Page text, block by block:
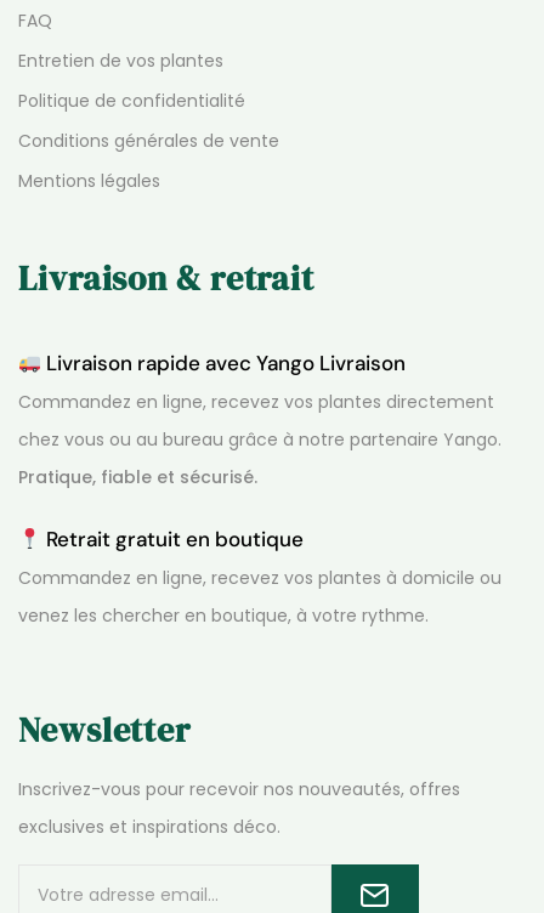
FAQ
Entretien de vos plantes
Politique de confidentialité
Conditions générales de vente
Mentions légales
Livraison & retrait
Livraison rapide avec Yango Livraison
Commandez en ligne, recevez vos plantes directement
chez vous ou au bureau grâce à notre partenaire Yango.
Pratique, fiable et sécurisé.
Retrait gratuit en boutique
Commandez en ligne, recevez vos plantes à domicile ou
venez les chercher en boutique, à votre rythme.
Newsletter
Inscrivez-vous pour recevoir nos nouveautés, offres
exclusives et inspirations déco.